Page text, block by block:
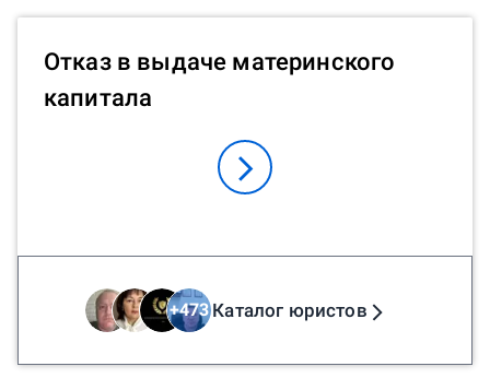
Отказ в выдаче материнского
капитала
+473Каталог юристов